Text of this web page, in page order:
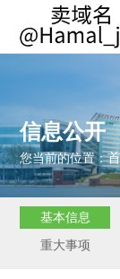
信息公开
您当前的位置：
基本信息
重大事项